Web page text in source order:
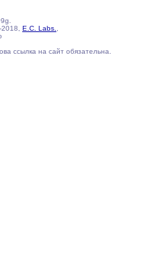
E.C. Labs.
ссылка на сайт обязательна.